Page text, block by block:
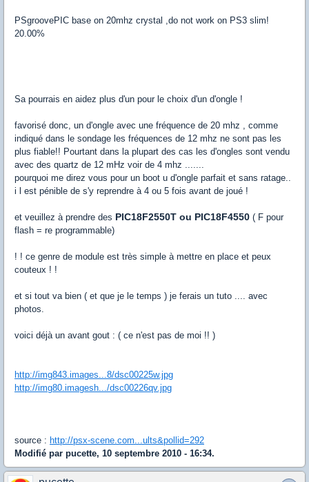
PSgroovePIC base on 20mhz crystal ,do not work on PS3 slim!
20.00%
Sa pourrais en aidez plus d'un pour le choix d'un d'ongle !
favorisé donc, un d'ongle avec une fréquence de 20 mhz , comme
indiqué dans le sondage les fréquences de 12 mhz ne sont pas les
plus fiable!! Pourtant dans la plupart des cas les d'ongles sont vendu
avec des quartz de 12 mHz voir de 4 mhz .......
pourquoi me direz vous pour un boot u d'ongle parfait et sans ratage..
i l est pénible de s'y reprendre à 4 ou 5 fois avant de joué !
et veuillez à prendre des PIC18F2550T ou PIC18F4550 ( F pour
flash = re programmable)
! ! ce genre de module est très simple à mettre en place et peux
couteux ! !
et si tout va bien ( et que je le temps ) je ferais un tuto .... avec
photos.
voici déjà un avant gout : ( ce n'est pas de moi !! )
http://img843.images...8/dsc00225w.jpg
http://img80.imagesh.../dsc00226qv.jpg
source : http://psx-scene.com...ults&pollid=292
Modifié par pucette, 10 septembre 2010 - 16:34.